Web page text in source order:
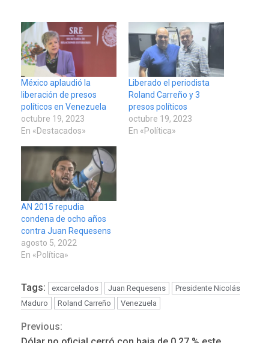
México aplaudió la
liberación de presos
políticos en Venezuela
octubre 19, 2023
En «Destacados»
Liberado el periodista
Roland Carreño y 3
presos políticos
octubre 19, 2023
En «Política»
AN 2015 repudia
condena de ocho años
contra Juan Requesens
agosto 5, 2022
En «Política»
Tags: excarcelados Juan Requesens
Presidente Nicolás
Maduro
Roland Carreño Venezuela
Continue
Previous: